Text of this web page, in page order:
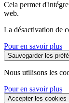
Cela permet
web.
La désactivation de
Pour en savoir plus
Sauvegarder les
Nous utilisons les
Pour en savoir plus
Accepter les cookies